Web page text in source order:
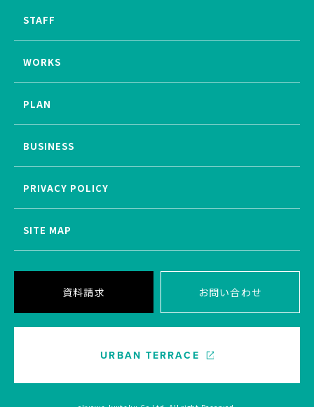
STAFF
WORKS
PLAN
BUSINESS
PRIVACY POLICY
SITE MAP
資料請求 お問い合わせ
URBAN TERRACE